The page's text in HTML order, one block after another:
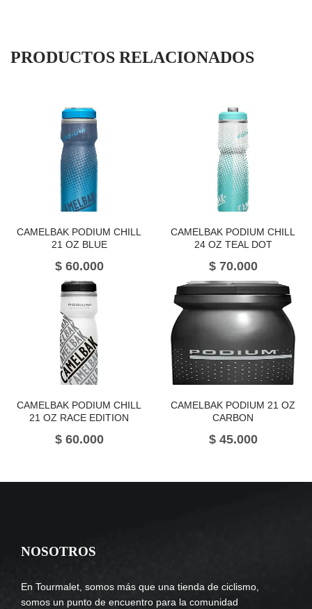
PRODUCTOS RELACIONADOS
CAMELBAK PODIUM CHILL
21 OZ BLUE
$60.000
CAMELBAK PODIUM CHILL
24 OZ TEAL DOT
$70.000
CAMELBAK PODIUM CHILL
21 OZ RACE EDITION
$60.000
CAMELBAK PODIUM 21 OZ
CARBON
$45.000
NOSOTROS
En Tourmalet, somos más que una tienda de ciclismo,
somos un punto de encuentro para la comunidad